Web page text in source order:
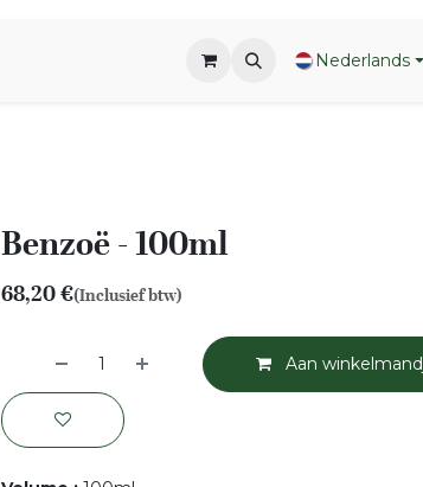
Nederlands
Benzoë - 100ml
68,20€(Inclusief btw)
Aan